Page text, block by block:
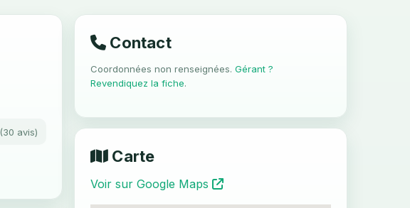
(30 avis)
Contact
Coordonnées non renseignées. Gérant ?
Revendiquez la fiche.
Carte
Voir sur Google Maps